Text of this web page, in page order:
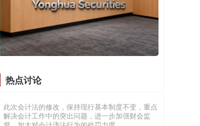
热点讨论
在股票投资领域，杠杆交易一直是一个备受关注的
话题。它既能让投资者以小博大，快速放大收益，
也可能在短时间内造成巨大亏损。正
股票配资平台哪个好 会计法完成修改：加强财会
股票配资平台
解决会计工作中的突出问题，进一步加强财会监
督，加大对会计违法行为的处罚力度。